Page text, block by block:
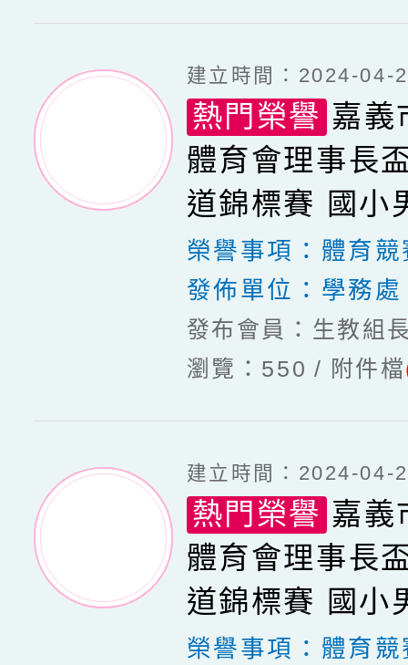
建立時間：2024-04-
熱門榮譽 嘉義
體育會理事長
道錦標賽 國小
級 擊破項目
榮譽事項： 體育競
發佈單位： 學務處
發布會員：生教組
瀏覽：550
附件檔
建立時間：2024-04-
熱門榮譽 嘉義
體育會理事長
道錦標賽 國小
級 黃帶 第三名
榮譽事項： 體育競